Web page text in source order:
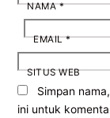
NAMA*
EMAIL*
SITUS WEB
Simpan
ini untuk